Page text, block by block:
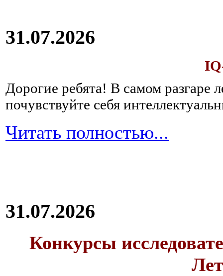
31.07.2026
Дорогие ребята! В самом разгаре
почувствуйте себя
Читать полностью...
31.07.2026
Конкурсы